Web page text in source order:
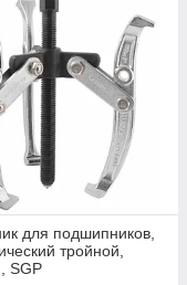
для подшипников,
тройной,
SGP